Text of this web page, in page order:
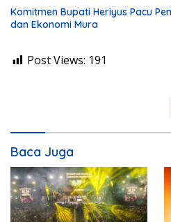
Komitmen Bupati Heriyus Pacu
dan Ekonomi Mura
Post Views: 191
Baca Juga